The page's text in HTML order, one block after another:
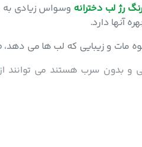
رژ لب دخترانه وسواس زیادی به
آنها دارد.
مات و زیبایی که لب ها می دهد،
و بدون سرب هستند می توانند